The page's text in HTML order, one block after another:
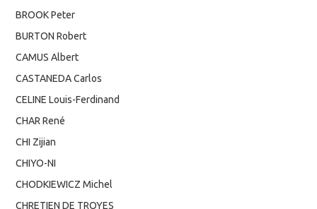
BROOK Peter
BURTON Robert
CAMUS Albert
CASTANEDA Carlos
CELINE Louis-Ferdinand
CHAR René
CHI Zijian
CHIYO-NI
CHODKIEWICZ Michel
CHRETIEN DE TROYES